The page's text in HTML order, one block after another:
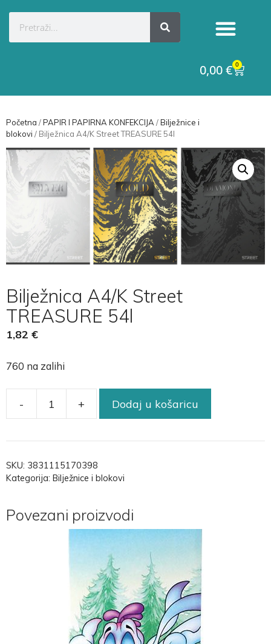
0,00€ 0
Početna /PAPIR I PAPIRNA KONFEKCIJA /Bilježnice i
blokovi / Bilježnica A4/K Street TREASURE 54l
Bilježnica A4/K Street
TREASURE 54l
1,82 €
760 na zalihi
- + Dodaj u košaricu
SKU: 3831115170398
Kategorija: Bilježnice i blokovi
Povezani proizvodi